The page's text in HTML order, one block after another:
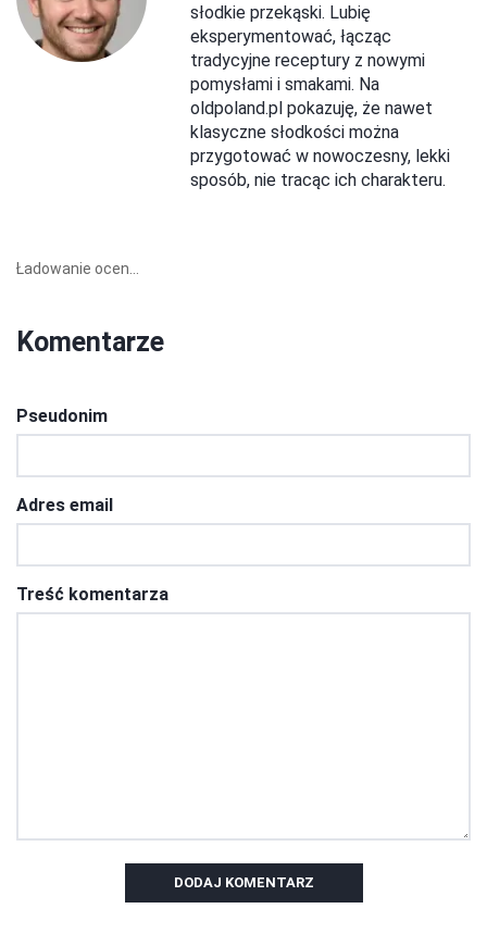
słodkie przekąski. Lubię
eksperymentować, łącząc
tradycyjne receptury z nowymi
pomysłami i smakami. Na
oldpoland.pl pokazuję, że nawet
klasyczne słodkości można
przygotować w nowoczesny, lekki
sposób, nie tracąc ich charakteru.
Ładowanie ocen...
Komentarze
Pseudonim
Adres email
Treść komentarza
DODAJ KOMENTARZ